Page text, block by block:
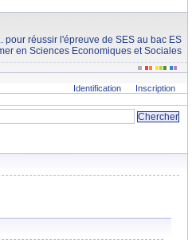
... pour réussir l'épreuve de SES au bac ES
en Sciences Economiques et Sociales
Identification Inscription